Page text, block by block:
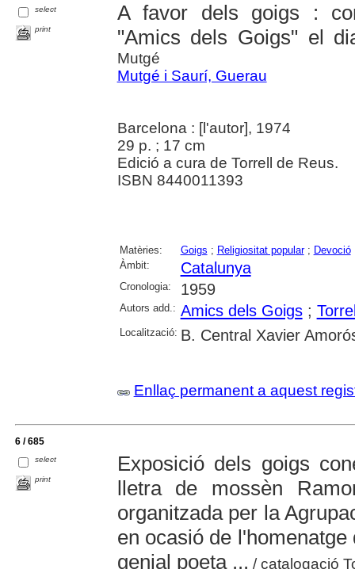
select
print
A favor dels goigs :
"Amics dels Goigs" el
Mutgé
Mutgé i Saurí, Guerau
Barcelona : [l'autor], 1974
29 p. ; 17 cm
Edició a cura de Torrell de Reus.
ISBN 8440011393
Matèries: Goigs ; Religiositat popular; Devoció
Àmbit:
Catalunya
Cronologia: 1959
Autors add.: Amics dels Goigs;
Localització: B. Central Xavier
Enllaç permanent a aquest
6 / 685
select
print
Exposició dels goigs
lletra de mossèn
organitzada per la
en ocasió de
genial poeta ... / catalogació